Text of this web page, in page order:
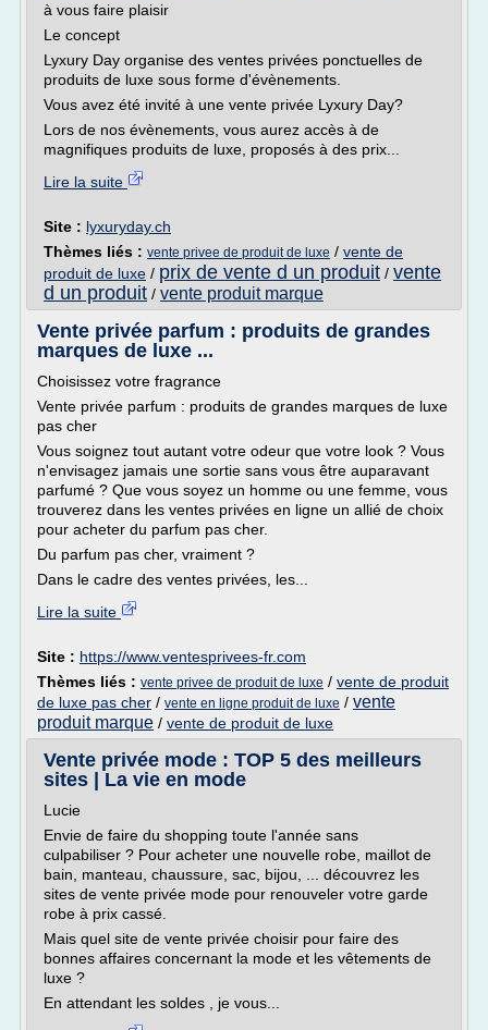
à vous faire plaisir
Le concept
Lyxury Day organise des ventes privées ponctuelles de
produits de luxe sous forme d'évènements.
Vous avez été invité à une vente privée Lyxury Day?
Lors de nos évènements, vous aurez accès à de
magnifiques produits de luxe, proposés à des prix...
Lire la suite
Site : lyxuryday.ch
Thèmes liés : vente privee de produit de luxe / vente de
produit de luxe / prix de vente d un produit / vente
d un produit / vente produit marque
Vente privée parfum : produits de grandes
marques de luxe ...
Choisissez votre fragrance
Vente privée parfum : produits de grandes marques de luxe
pas cher
Vous soignez tout autant votre odeur que votre look ? Vous
n'envisagez jamais une sortie sans vous être auparavant
parfumé ? Que vous soyez un homme ou une femme, vous
trouverez dans les ventes privées en ligne un allié de choix
pour acheter du parfum pas cher.
Du parfum pas cher, vraiment ?
Dans le cadre des ventes privées, les...
Lire la suite
Site : https://www.ventesprivees-fr.com
Thèmes liés : vente privee de produit de luxe / vente de produit
de luxe pas cher / vente en ligne produit de luxe / vente
produit marque / vente de produit de luxe
Vente privée mode : TOP 5 des meilleurs
sites | La vie en mode
Lucie
Envie de faire du shopping toute l'année sans
culpabiliser ? Pour acheter une nouvelle robe, maillot de
bain, manteau, chaussure, sac, bijou, ... découvrez les
sites de vente privée mode pour renouveler votre garde
robe à prix cassé.
Mais quel site de vente privée choisir pour faire des
bonnes affaires concernant la mode et les vêtements de
luxe ?
En attendant les soldes , je vous...